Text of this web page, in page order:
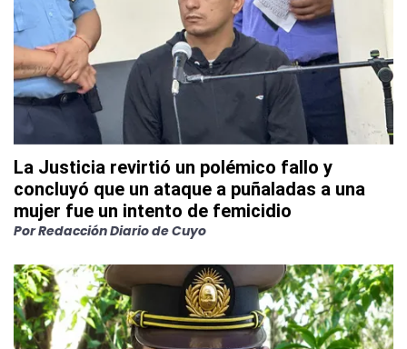
La Justicia revirtió un polémico fallo y
concluyó que un ataque a puñaladas a una
mujer fue un intento de femicidio
PorRedacción Diario de Cuyo